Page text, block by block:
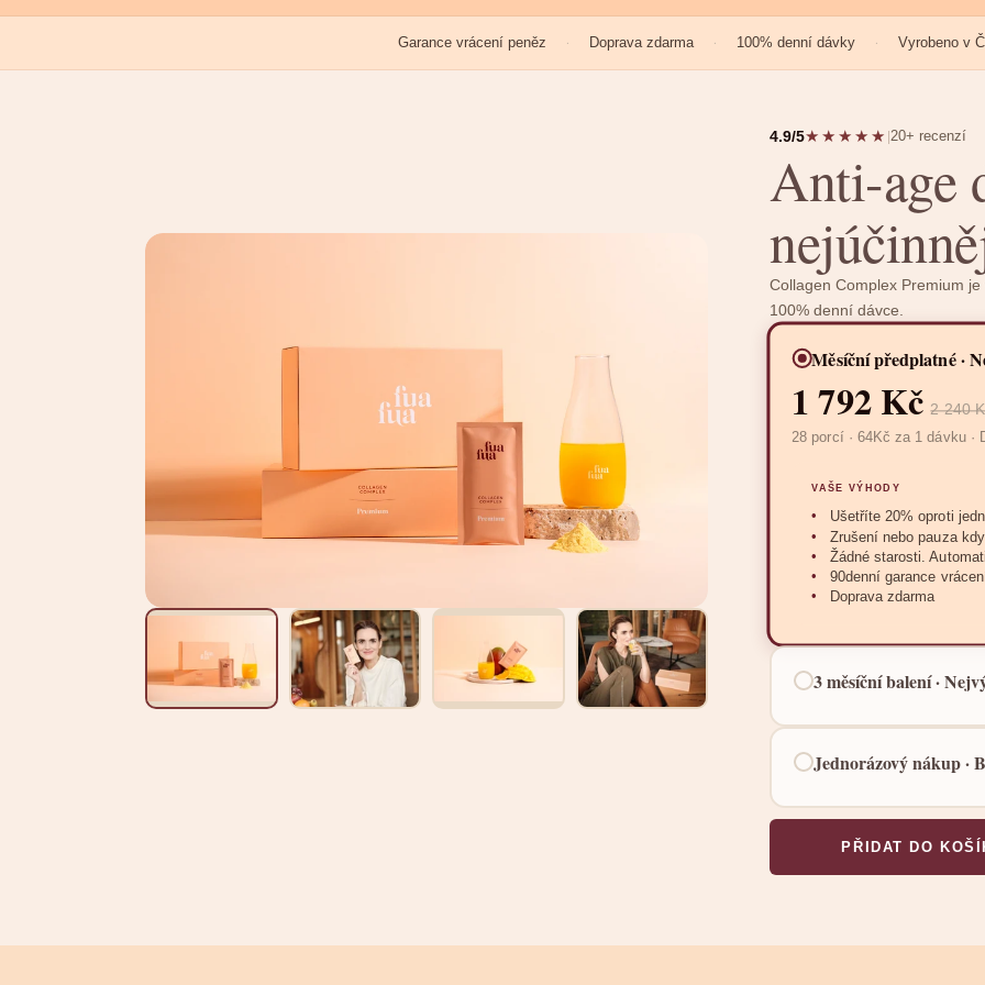
Garance vrácení peněz · Doprava zdarma · 100% denní dávky · Vyrobeno v
4.9/5★★★★★ |20+ recenzí
Anti-age
Collagen Complex Premium
100% denní dávce.
Měsíční předplatné ·
1 792 Kč 2 240
28 porcí · 64Kč za 1 dávku ·
VAŠE VÝHODY
Ušetříte 20% oproti
Zrušení nebo pauza
Žádné starosti.
90denní garance
Doprava zdarma
3 měsíční balení ·
4 704 Kč
3 x 28 porcí · 56Kč za 1
S 90DENNÍM BALENÍM
Maximální úspora -
90denní garance
Jednorázový nákup ·
2 240 Kč
28 porcí · Bez předplatného ·
PŘIDAT DO